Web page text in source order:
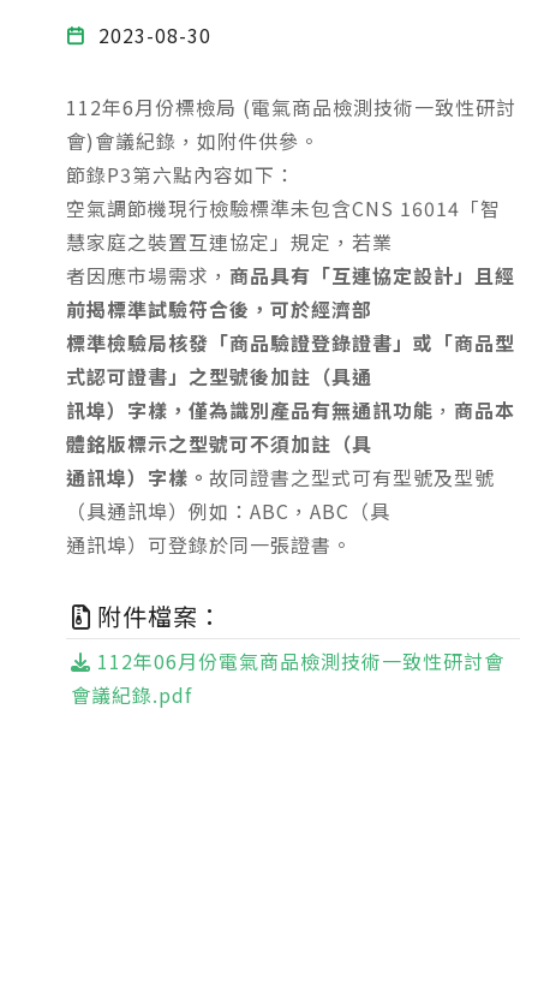
2023-08-30
112年6月份標檢局 (電氣商品檢測技術一致性研討
會)會議紀錄，如附件供參。
節錄P3第六點內容如下：
空氣調節機現行檢驗標準未包含CNS 16014「智
慧家庭之裝置互連協定」規定，若業
者因應市場需求， 商品具有「互連協定設計」且經
前揭標準試驗符合後，可於經濟部
標準檢驗局核發「商品驗證登錄證書」或「商品型
式認可證書」之型號後加註（具通
訊埠） 字樣 ， 僅為識別產品有無通訊功能 ， 商品本
體銘版標示之型號可不須加註（具
通訊埠）字樣 。 故同證書之型式可有型號及型號
（具通訊埠）例如：ABC，ABC（具
通訊埠）可登錄於同一張證書。
附件檔案：
112年06月份電氣商品檢測技術一致性研討會
會議紀錄.pdf